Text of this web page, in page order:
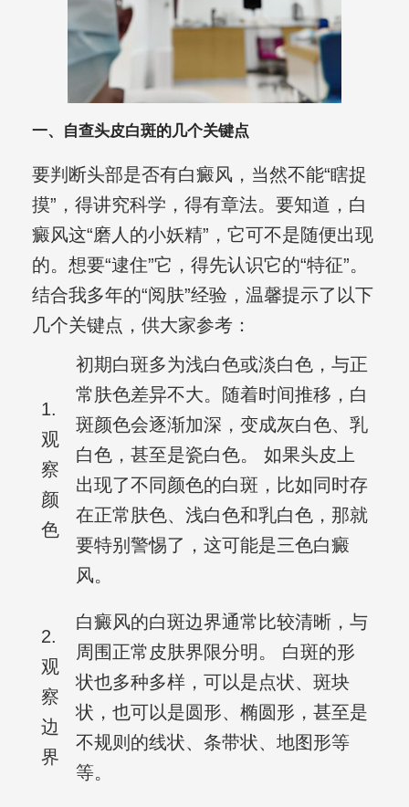
一、自查头皮白斑的几个关键点
要判断头部是否有白癜风，当然不能“瞎捉
摸”，得讲究科学，得有章法。要知道，白
癜风这“磨人的小妖精”，它可不是随便出现
的。想要“逮住”它，得先认识它的“特征”。
结合我多年的“阅肤”经验，温馨提示了以下
几个关键点，供大家参考：
1.
观
察
颜
色
初期白斑多为浅白色或淡白色，与正
常肤色差异不大。随着时间推移，白
斑颜色会逐渐加深，变成灰白色、乳
白色，甚至是瓷白色。 如果头皮上
出现了不同颜色的白斑，比如同时存
在正常肤色、浅白色和乳白色，那就
要特别警惕了，这可能是三色白癜
风。
2.
观
察
边
界
白癜风的白斑边界通常比较清晰，与
周围正常皮肤界限分明。 白斑的形
状也多种多样，可以是点状、斑块
状，也可以是圆形、椭圆形，甚至是
不规则的线状、条带状、地图形等
等。